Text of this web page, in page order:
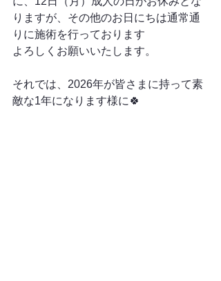
りますが、その他のお日にちは通常通
りに施術を行っております
よろしくお願いいたします。
それでは、2026年が皆さまに持って素
敵な1年になります様に🍀